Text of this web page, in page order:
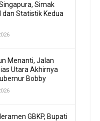
Simak
dan Statistik Kedua
Menanti, Jalan
Utara Akhirnya
Bobby
GBKP, Bupati